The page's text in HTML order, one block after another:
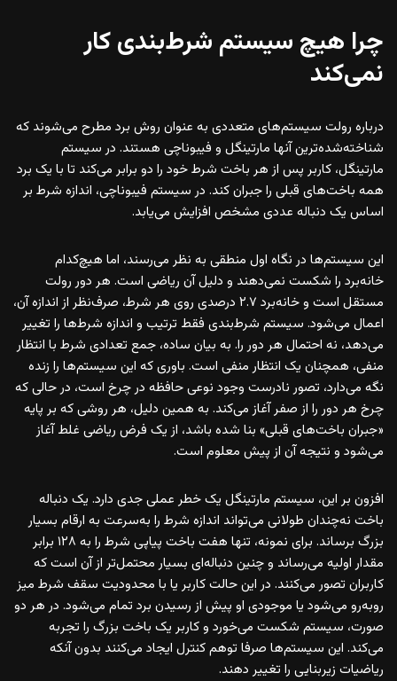
چرا هیچ سیستم شرط‌بندی کار
نمی‌کند
درباره رولت سیستم‌های متعددی به عنوان روش برد مطرح می‌شوند که
شناخته‌شده‌ترین آنها مارتینگل و فیبوناچی هستند. در سیستم
مارتینگل، کاربر پس از هر باخت شرط خود را دو برابر می‌کند تا با یک برد
همه باخت‌های قبلی را جبران کند. در سیستم فیبوناچی، اندازه شرط بر
اساس یک دنباله عددی مشخص افزایش می‌یابد.
این سیستم‌ها در نگاه اول منطقی به نظر می‌رسند، اما هیچ‌کدام
خانه‌برد را شکست نمی‌دهند و دلیل آن ریاضی است. هر دور رولت
مستقل است و خانه‌برد ۲.۷ درصدی روی هر شرط، صرف‌نظر از اندازه آن،
اعمال می‌شود. سیستم شرط‌بندی فقط ترتیب و اندازه شرط‌ها را تغییر
می‌دهد، نه احتمال هر دور را. به بیان ساده، جمع تعدادی شرط با انتظار
منفی، همچنان یک انتظار منفی است. باوری که این سیستم‌ها را زنده
نگه می‌دارد، تصور نادرست وجود نوعی حافظه در چرخ است، در حالی که
چرخ هر دور را از صفر آغاز می‌کند. به همین دلیل، هر روشی که بر پایه
«جبران باخت‌های قبلی» بنا شده باشد، از یک فرض ریاضی غلط آغاز
می‌شود و نتیجه آن از پیش معلوم است.
افزون بر این، سیستم مارتینگل یک خطر عملی جدی دارد. یک دنباله
باخت نه‌چندان طولانی می‌تواند اندازه شرط را به‌سرعت به ارقام بسیار
بزرگ برساند. برای نمونه، تنها هفت باخت پیاپی شرط را به ۱۲۸ برابر
مقدار اولیه می‌رساند و چنین دنباله‌ای بسیار محتمل‌تر از آن است که
کاربران تصور می‌کنند. در این حالت کاربر یا با محدودیت سقف شرط میز
روبه‌رو می‌شود یا موجودی او پیش از رسیدن برد تمام می‌شود. در هر دو
صورت، سیستم شکست می‌خورد و کاربر یک باخت بزرگ را تجربه
می‌کند. این سیستم‌ها صرفا توهم کنترل ایجاد می‌کنند بدون آنکه
ریاضیات زیربنایی را تغییر دهند.